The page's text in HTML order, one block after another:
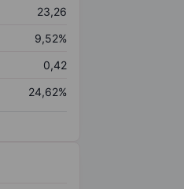
23,26
9,52%
0,42
24,62%